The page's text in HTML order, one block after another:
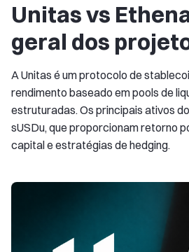
Unitas vs
geral dos
A Unitas é um protocolo de
rendimento baseado em pools de
estruturadas. Os principais ativos
sUSDu, que proporcionam retorno
capital e estratégias de hedging.